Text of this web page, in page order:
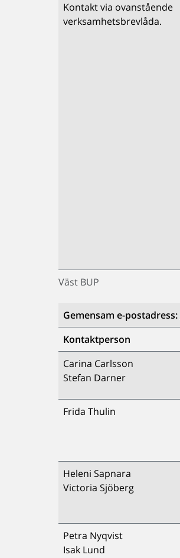
Väst BUP
Kontakt via ovanstående
verksamhetsbrevlåda.
Gemensam e-postadress:
Kontaktperson
Carina Carlsson
Stefan Darner
Frida Thulin
Heleni Sapnara
Victoria Sjöberg
Petra Nyqvist
Isak Lund